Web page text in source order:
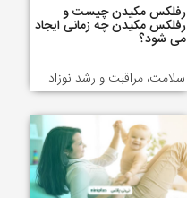
رفلکس مکیدن چیست و
رفلکس مکیدن چه زمانی ایجاد
می شود؟
سلامت، مراقبت و رشد نوزاد